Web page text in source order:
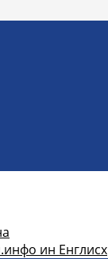
ин Енглисх